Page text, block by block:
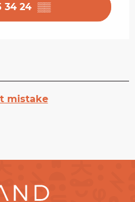
34 24 ▒▒
mistake